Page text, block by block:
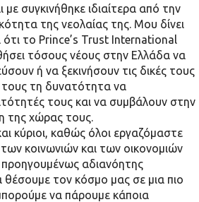
με συγκινήθηκε ιδιαίτερα από την
της νεολαίας της. Μου δίνει
ότι το Prince’s Trust International
τόσους νέους στην Ελλάδα να
ή να ξεκινήσουν τις δικές τους
τους τη δυνατότητα να
τους και να συμβάλουν στην
της χώρας τους.
κύριοι, καθώς όλοι εργαζόμαστε
κοινωνιών και των οικονομιών
αδιανόητης
θέσουμε τον κόσμο μας σε μια πιο
να πάρουμε κάποια